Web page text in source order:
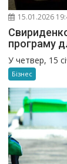
15.01.2026
програму
У четвер, 15
Бізнес